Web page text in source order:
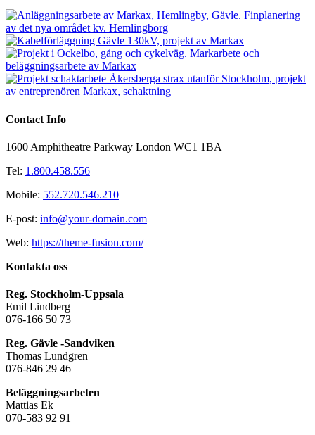
Contact Info
1600 Amphitheatre Parkway London WC1 1BA
Tel: 1.800.458.556
Mobile: 552.720.546.210
E-post: info@your-domain.com
Web: https://theme-fusion.com/
Kontakta oss
Reg. Stockholm-Uppsala
Emil Lindberg
076-166 50 73
Reg. Gävle -Sandviken
Thomas Lundgren
076-846 29 46
Beläggningsarbeten
Mattias Ek
070-583 92 91